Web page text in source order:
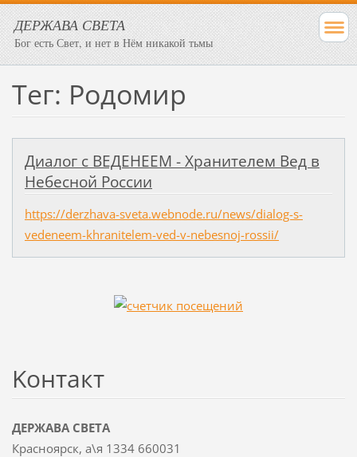
ДЕРЖАВА СВЕТА
Бог есть Свет, и нет в Нём никакой тьмы
Тег: Родомир
Диалог с ВЕДЕНЕЕМ - Хранителем Вед в
Небесной России
https://derzhava-sveta.webnode.ru/news/dialog-s-
vedeneem-khranitelem-ved-v-nebesnoj-rossii/
Koнтакт
ДЕРЖАВА СВЕТА
Красноярск, а\я 1334 660031